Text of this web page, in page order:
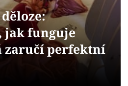
jak funguje
zaručí perfektní